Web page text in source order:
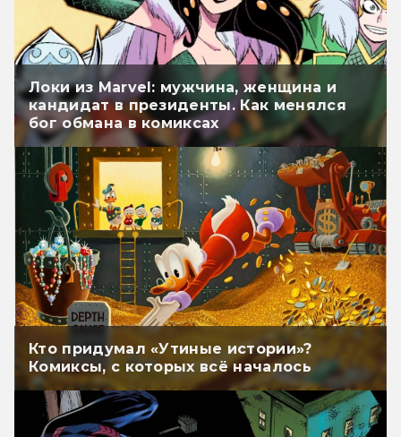
Локи из Marvel: мужчина, женщина и
кандидат в президенты. Как менялся
бог обмана в комиксах
Кто придумал «Утиные истории»?
Комиксы, с которых всё началось